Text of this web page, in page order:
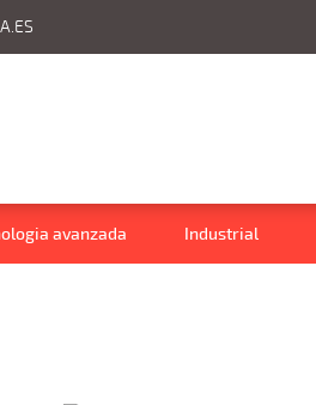
avanzada Industrial